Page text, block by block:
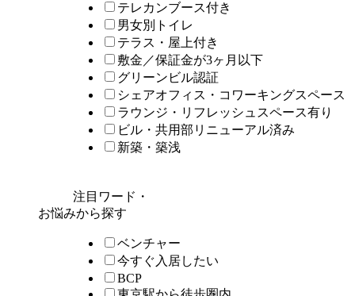
テレカンブース付き
男女別トイレ
テラス・屋上付き
敷金／保証金が3ヶ月以下
グリーンビル認証
シェアオフィス・コワーキングスペース
ラウンジ・リフレッシュスペース有り
ビル・共用部リニューアル済み
新築・築浅
注目ワード・
お悩みから探す
ベンチャー
今すぐ入居したい
BCP